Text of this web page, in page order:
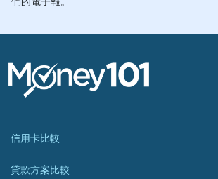
信用卡比較
信用卡情境類別推薦
貸款方案比較